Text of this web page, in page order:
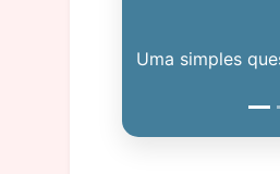
Uma simples